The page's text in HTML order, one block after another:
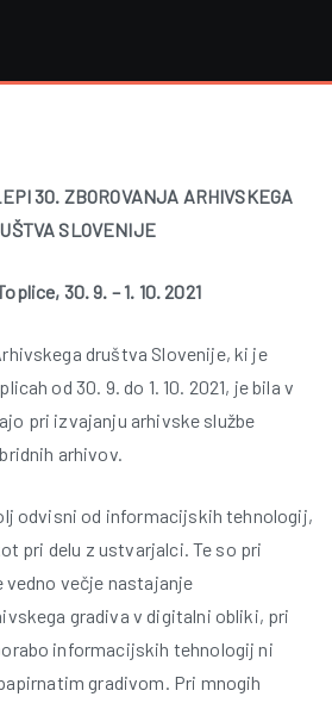
30. ZBOROVANJA ARHIVSKEGA
SLOVENIJE
30. 9. ­– 1. 10. 2021
društva Slovenije, ki je
od 30. 9. do 1. 10. 2021, je bila v
pri izvajanju arhivske službe
arhivov.
odvisni od informacijskih tehnologij,
pri delu z ustvarjalci. Te so pri
večje nastajanje
gradiva v digitalni obliki, pri
informacijskih tehnologij ni
gradivom. Pri mnogih